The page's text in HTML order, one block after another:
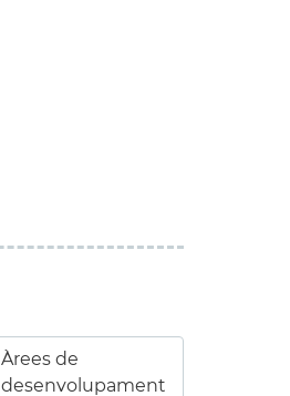
Àrees de
desenvolupament